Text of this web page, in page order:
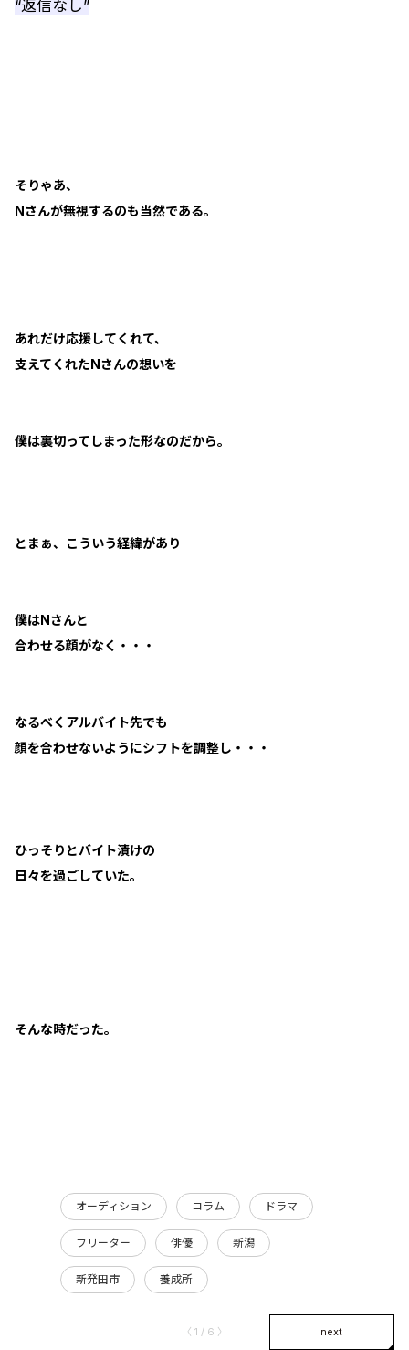
“返信なし”
そりゃあ、
Nさんが無視するのも当然である。
あれだけ応援してくれて、
支えてくれたNさんの想いを
僕は裏切ってしまった形なのだから。
とまぁ、こういう経緯があり
僕はNさんと
合わせる顔がなく・・・
なるべくアルバイト先でも
顔を合わせないようにシフトを調整し・・・
ひっそりとバイト漬けの
日々を過ごしていた。
そんな時だった。
オーディション コラム ドラマ
フリーター 俳優 新潟
新発田市 養成所
〈 1 / 6 〉 next